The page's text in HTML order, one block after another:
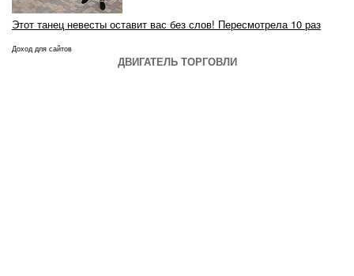
Этот танец невесты оставит вас без слов! Пересмотрела 10 раз
Доход для сайтов
ДВИГАТЕЛЬ ТОРГОВЛИ